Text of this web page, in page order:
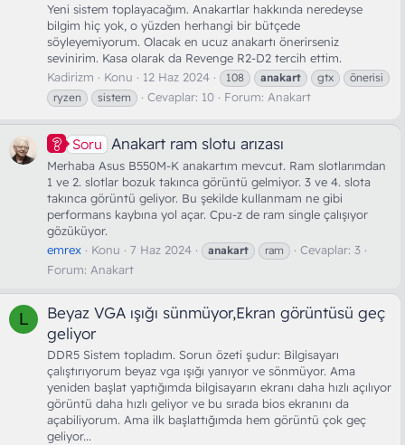
Yeni sistem toplayacağım. Anakartlar hakkında neredeyse
bilgim hiç yok, o yüzden herhangi bir bütçede
söyleyemiyorum. Olacak en ucuz anakartı önerirseniz
sevinirim. Kasa olarak da Revenge R2-D2 tercih ettim.
Kadirizm
Konu 12 Haz 2024 108 anakart gtx
önerisi
ryzen
sistem Cevaplar: 10 Forum: Anakart
Soru Anakart ram slotu arızası
Merhaba Asus B550M-K anakartım mevcut. Ram slotlarımdan
1 ve 2. slotlar bozuk takınca görüntü gelmiyor. 3 ve 4. slota
takınca görüntü geliyor. Bu şekilde kullanmam ne gibi
performans kaybına yol açar. Cpu-z de ram single çalışıyor
gözüküyor.
emrex
Konu 7 Haz 2024 anakart ram
Cevaplar: 3
Forum: Anakart
L
Beyaz VGA ışığı sünmüyor,Ekran görüntüsü geç
geliyor
DDR5 Sistem topladım. Sorun özeti şudur: Bilgisayarı
çalıştırıyorum beyaz vga ışığı yanıyor ve sönmüyor. Ama
yeniden başlat yaptığımda bilgisayarın ekranı daha hızlı açılıyor
görüntü daha hızlı geliyor ve bu sırada bios ekranını da
açabiliyorum. Ama ilk başlattığımda hem görüntü çok geç
geliyor...